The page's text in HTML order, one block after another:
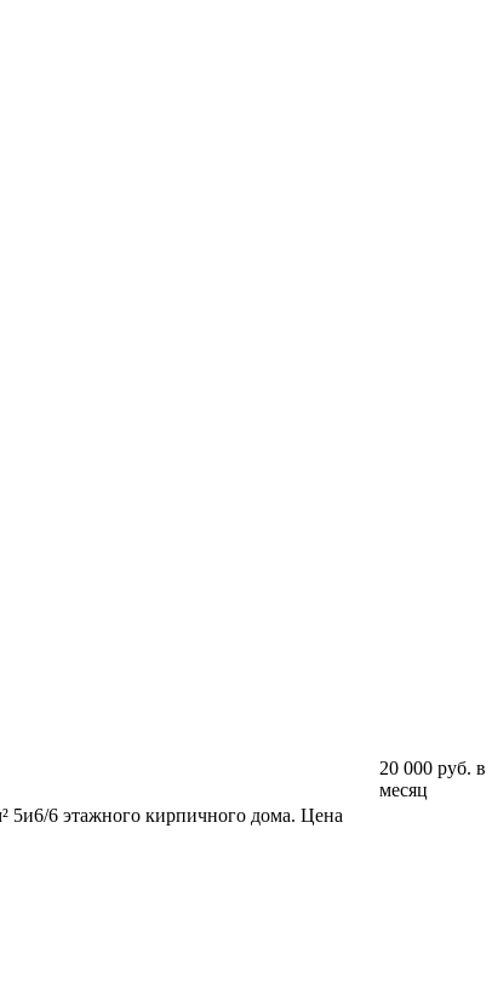
5и6/6 этажного кирпичного дома. Цена
20 000 руб. в
месяц